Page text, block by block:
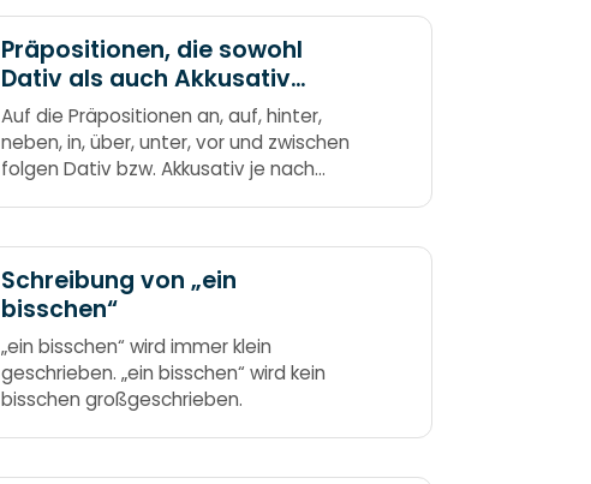
Präpositionen, die sowohl
Dativ als auch Akkusativ
fordern können
Auf die Präpositionen an, auf, hinter,
neben, in, über, unter, vor und zwischen
folgen Dativ bzw. Akkusativ je nach
mit dem dritten Falle so, wenn du
fragen kannst mit „Wo?“,
Schreibung von „ein
bisschen“
„ein bisschen“ wird immer klein
geschrieben. „ein bisschen“ wird kein
bisschen großgeschrieben.